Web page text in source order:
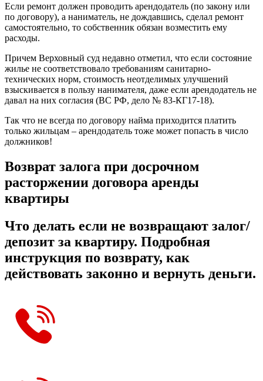
Если ремонт должен проводить арендодатель (по закону или
по договору), а наниматель, не дождавшись, сделал ремонт
самостоятельно, то собственник обязан возместить ему
расходы.
Причем Верховный суд недавно отметил, что если состояние
жилье не соответствовало требованиям санитарно-
технических норм, стоимость неотделимых улучшений
взыскивается в пользу нанимателя, даже если арендодатель не
давал на них согласия (ВС РФ, дело № 83-КГ17-18).
Так что не всегда по договору найма приходится платить
только жильцам – арендодатель тоже может попасть в число
должников!
Возврат залога при досрочном
расторжении договора аренды
квартиры
Что делать если не возвращают залог/
депозит за квартиру. Подробная
инструкция по возврату, как
действовать законно и вернуть деньги.